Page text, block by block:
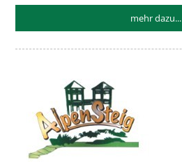
mehr dazu...